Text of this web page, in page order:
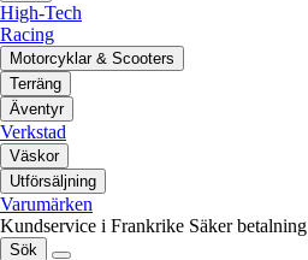
High-Tech
Racing
Motorcyklar & Scooters
Terräng
Äventyr
Verkstad
Väskor
Utförsäljning
Varumärken
Kundservice i Frankrike Säker betalning
Sök